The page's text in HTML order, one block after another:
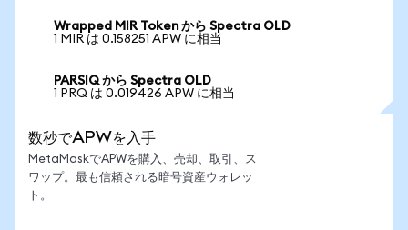
Wrapped MIR Token から Spectra OLD
1 MIR は 0.158251 APW に相当
PARSIQ から Spectra OLD
1 PRQ は 0.019426 APW に相当
数秒でAPWを入手
MetaMaskでAPWを購入、売却、取引、ス
ワップ。最も信頼される暗号資産ウォレッ
ト。